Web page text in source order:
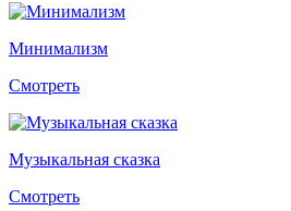
Минимализм
Смотреть
Музыкальная сказка
Смотреть